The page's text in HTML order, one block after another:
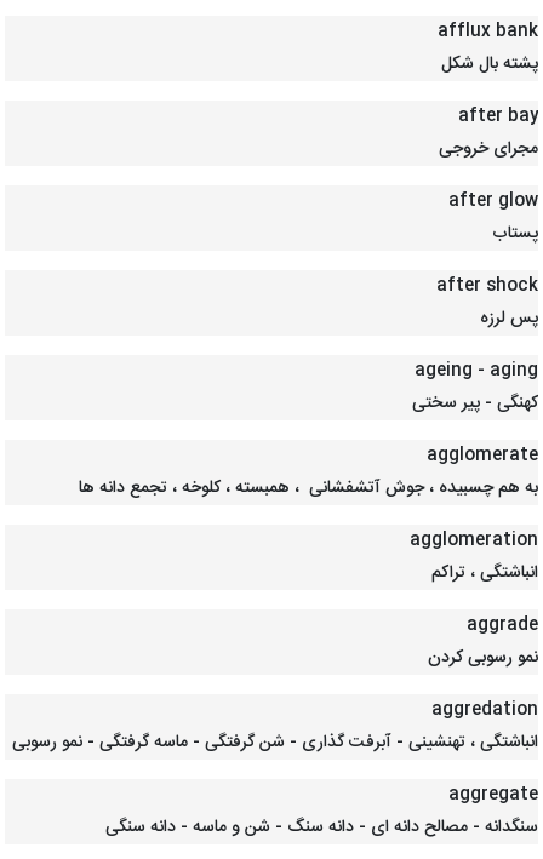
afflux bank
پشته بال شکل
after bay
مجرای خروجی
after glow
پستاب
after shock
پس لرزه
ageing - aging
کهنگی - پیر سختی
agglomerate
به هم چسبیده ، جوش آتشفشانی ، همبسته ، کلوخه ، تجمع دانه ها
agglomeration
انباشتگی ، تراکم
aggrade
نمو رسوبی کردن
aggredation
انباشتگی ، تهنشینی - آبرفت گذاری - شن گرفتگی - ماسه گرفتگی - نمو رسوبی
aggregate
سنگدانه - مصالح دانه ای - دانه سنگ - شن و ماسه - دانه سنگی